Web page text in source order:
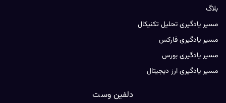
بلاگ
مسیر یادگیری تحلیل تکنیکال
مسیر یادگیری فارکس
مسیر یادگیری بورس
مسیر یادگیری ارز دیجیتال
دلفین وست